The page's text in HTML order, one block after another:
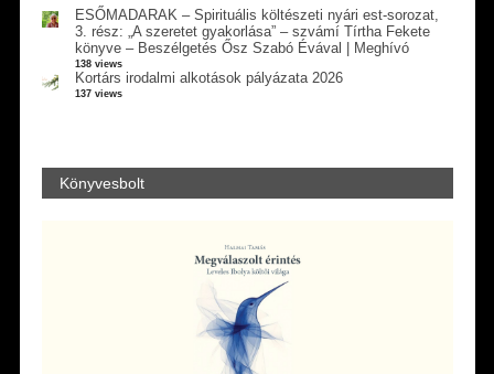
ESŐMADARAK – Spirituális költészeti nyári est-sorozat,
3. rész: „A szeretet gyakorlása” – szvámí Tírtha Fekete
könyve – Beszélgetés Ősz Szabó Évával | Meghívó
138 views
Kortárs irodalmi alkotások pályázata 2026
137 views
Könyvesbolt